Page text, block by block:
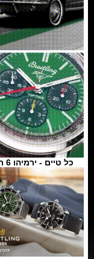
כל טיים - ירמיהו 6 ת"א